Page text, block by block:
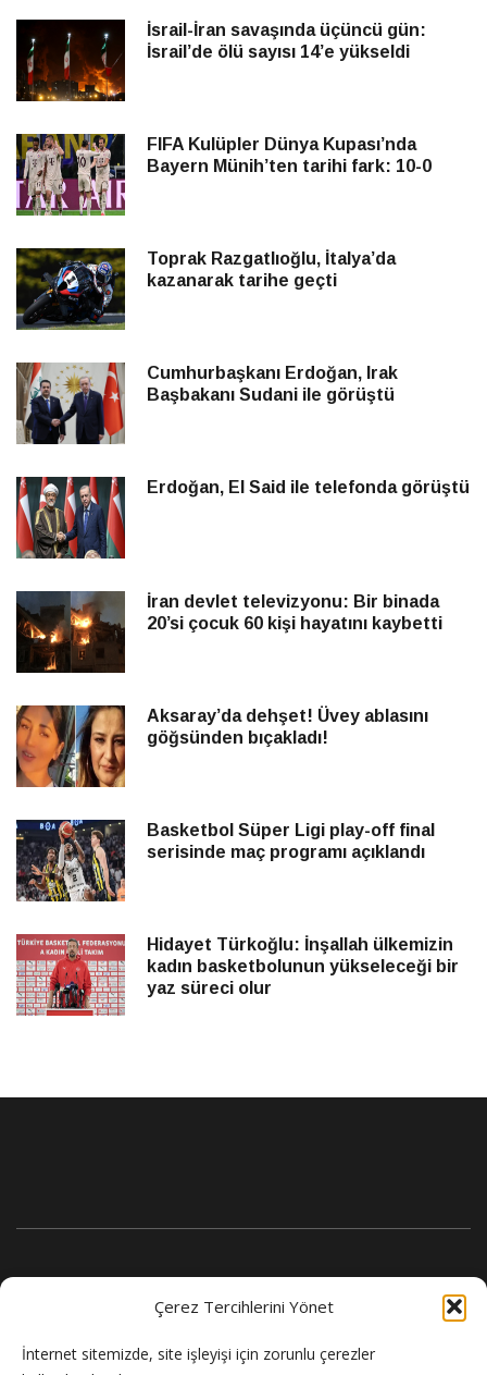
Çerez Tercihlerini Yönet
İnternet sitemizde, site işleyişi için zorunlu çerezler
İsrail-İran savaşında üçüncü gün:
İsrail’de ölü sayısı 14’e yükseldi
FIFA Kulüpler Dünya Kupası’nda
Bayern Münih’ten tarihi fark: 10-0
Toprak Razgatlıoğlu, İtalya’da
kazanarak tarihe geçti
Cumhurbaşkanı Erdoğan, Irak
Başbakanı Sudani ile görüştü
Erdoğan, El Said ile telefonda görüştü
İran devlet televizyonu: Bir binada
20’si çocuk 60 kişi hayatını kaybetti
Aksaray’da dehşet! Üvey ablasını
göğsünden bıçakladı!
Basketbol Süper Ligi play-off final
serisinde maç programı açıklandı
Hidayet Türkoğlu: İnşallah ülkemizin
kadın basketbolunun yükseleceği bir
yaz süreci olur